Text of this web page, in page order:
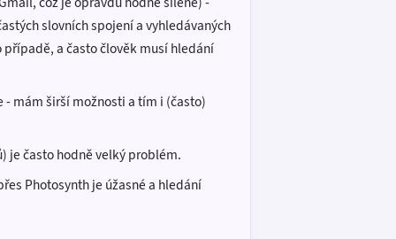
slovních spojení a vyhledávaných
a často člověk musí hledání
- mám širší možnosti a tím i (často)
je často hodně velký problém.
Photosynth je úžasné a hledání